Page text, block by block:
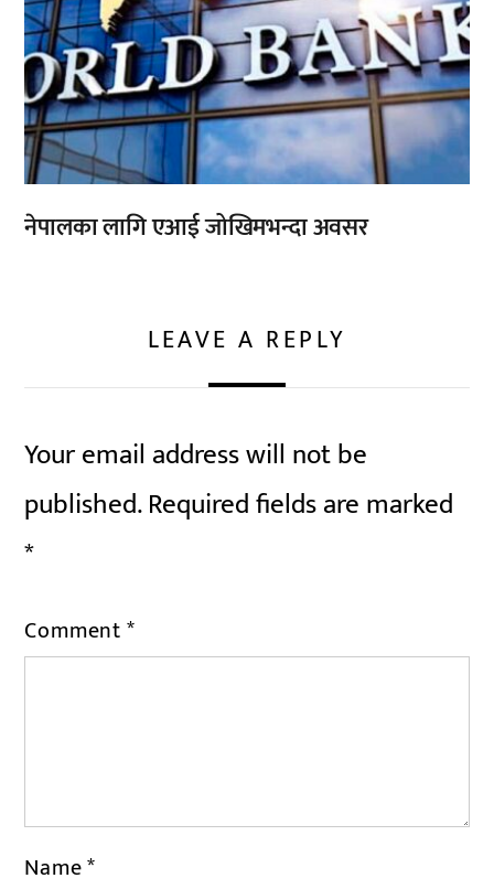
नेपालका लागि एआई जोखिमभन्दा अवसर
LEAVE A REPLY
Your email address will not be
published.Required fields are marked
*
Comment*
Name*